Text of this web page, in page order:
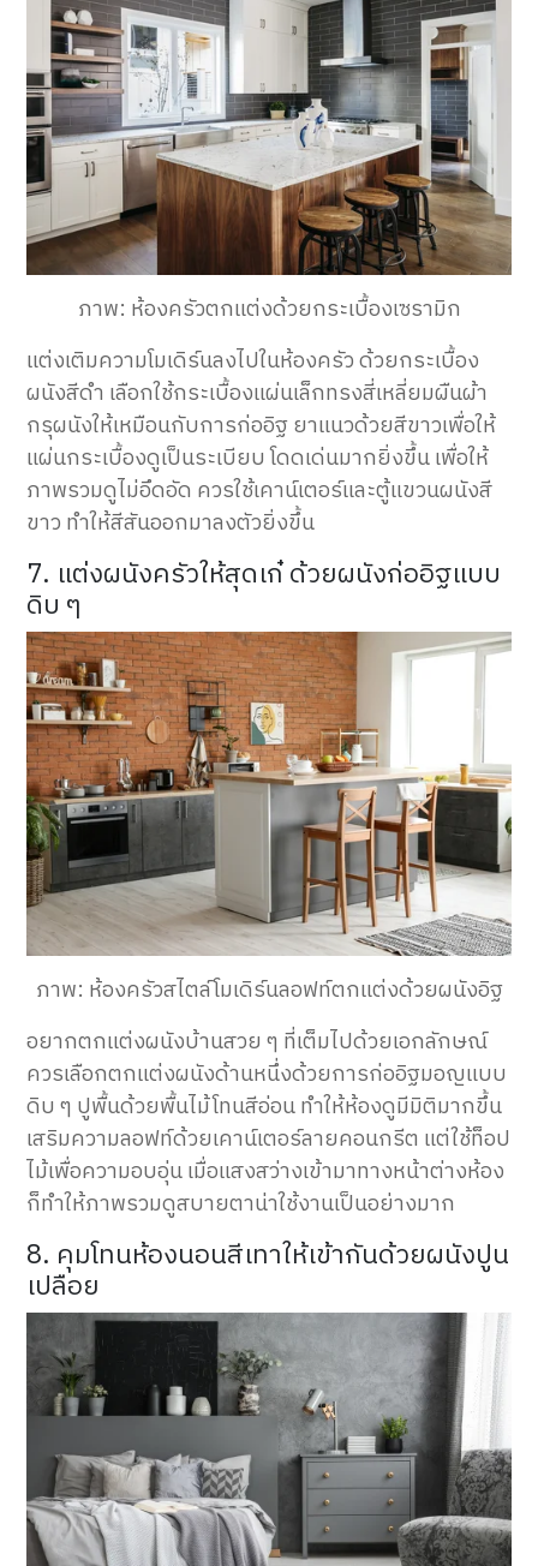
ภาพ: ห้องครัวตกแต่งด้วยกระเบื้องเซรามิก
แต่งเติมความโมเดิร์นลงไปในห้องครัว ด้วยกระเบื้อง
ผนังสีดำ เลือกใช้กระเบื้องแผ่นเล็กทรงสี่เหลี่ยมผืนผ้า
กรุผนังให้เหมือนกับการก่ออิฐ ยาแนวด้วยสีขาวเพื่อให้
แผ่นกระเบื้องดูเป็นระเบียบ โดดเด่นมากยิ่งขึ้น เพื่อให้
ภาพรวมดูไม่อึดอัด ควรใช้เคาน์เตอร์และตู้แขวนผนังสี
ขาว ทำให้สีสันออกมาลงตัวยิ่งขึ้น
7. แต่งผนังครัวให้สุดเก๋ ด้วยผนังก่ออิฐแบบ
ดิบ ๆ
ภาพ: ห้องครัวสไตล์โมเดิร์นลอฟท์ตกแต่งด้วยผนังอิฐ
อยากตกแต่งผนังบ้านสวย ๆ ที่เต็มไปด้วยเอกลักษณ์
ควรเลือกตกแต่งผนังด้านหนึ่งด้วยการก่ออิฐมอญแบบ
ดิบ ๆ ปูพื้นด้วยพื้นไม้โทนสีอ่อน ทำให้ห้องดูมีมิติมากขึ้น
เสริมความลอฟท์ด้วยเคาน์เตอร์ลายคอนกรีต แต่ใช้ท็อป
ไม้เพื่อความอบอุ่น เมื่อแสงสว่างเข้ามาทางหน้าต่างห้อง
ก็ทำให้ภาพรวมดูสบายตาน่าใช้งานเป็นอย่างมาก
8. คุมโทนห้องนอนสีเทาให้เข้ากันด้วยผนังปูน
เปลือย